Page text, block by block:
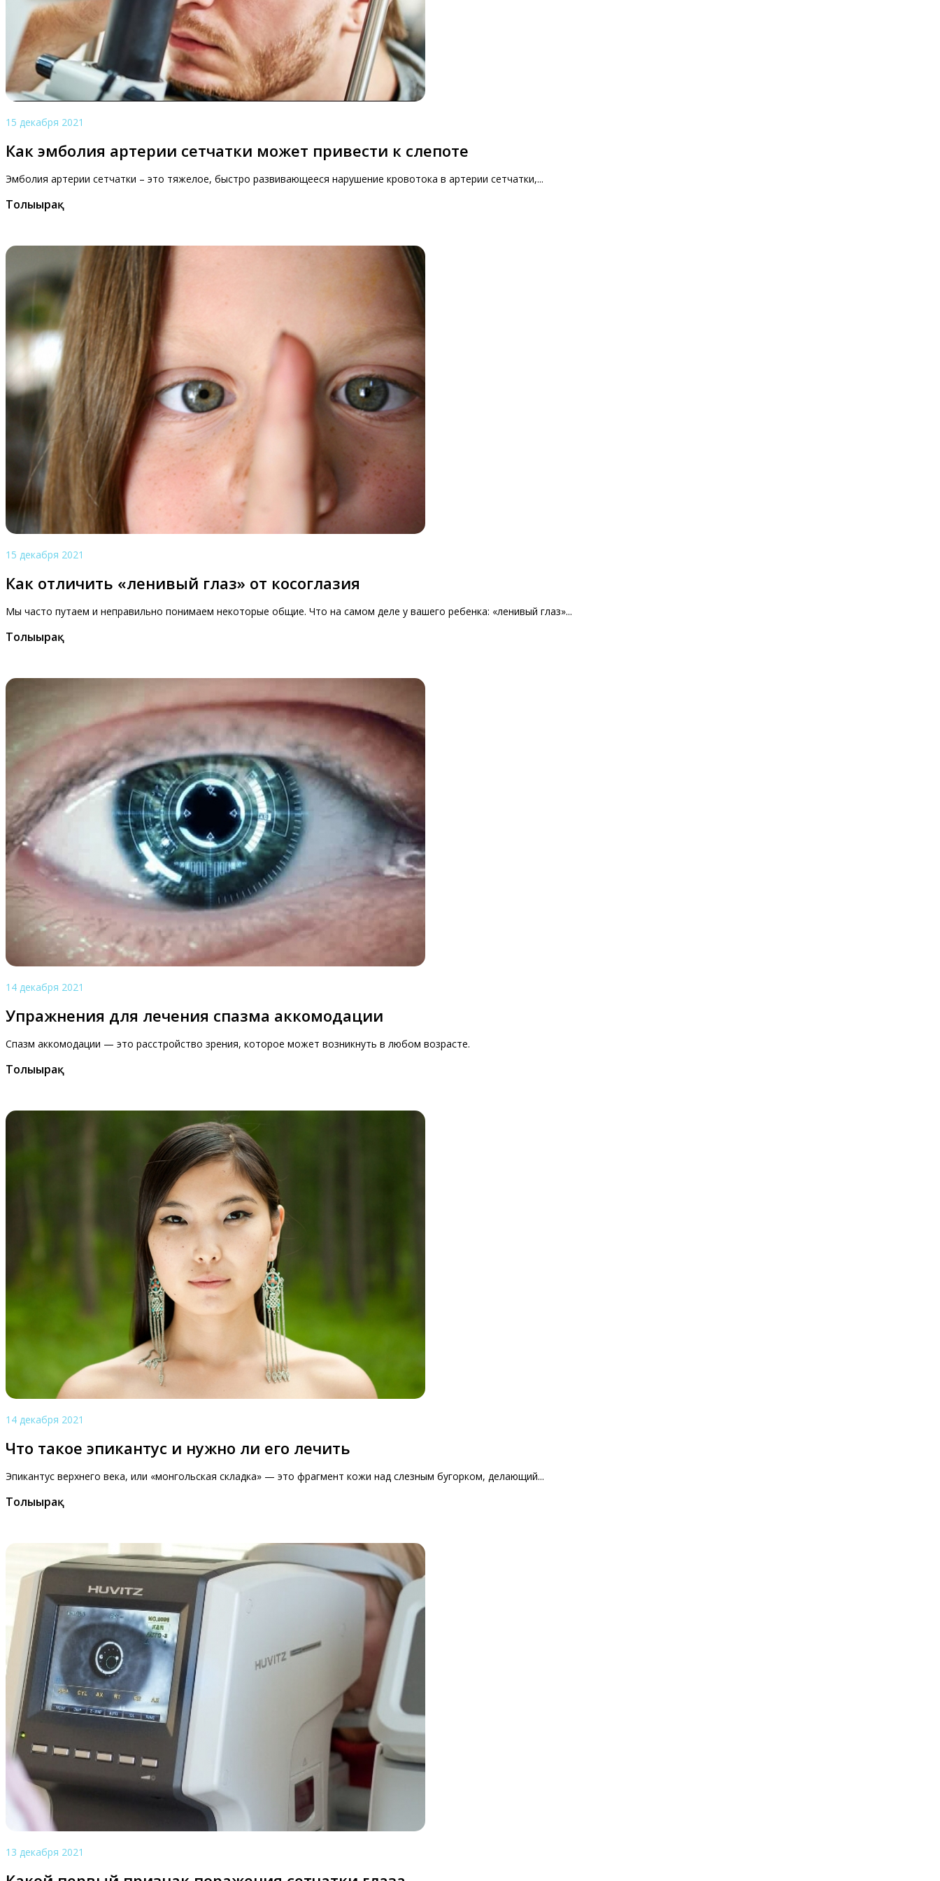
15 декабря 2021
Как эмболия артерии сетчатки может привести к слепоте
Эмболия артерии сетчатки – это тяжелое, быстро развивающееся нарушение кровотока в артерии сетчатки,...
Толығырақ
15 декабря 2021
Как отличить «ленивый глаз» от косоглазия
Мы часто путаем и неправильно понимаем некоторые общие. Что на самом деле у вашего ребенка: «ленивый глаз»...
Толығырақ
14 декабря 2021
Упражнения для лечения спазма аккомодации
Спазм аккомодации — это расстройство зрения, которое может возникнуть в любом возрасте.
Толығырақ
14 декабря 2021
Что такое эпикантус и нужно ли его лечить
Эпикантус верхнего века, или «монгольская складка» — это фрагмент кожи над слезным бугорком, делающий...
Толығырақ
13 декабря 2021